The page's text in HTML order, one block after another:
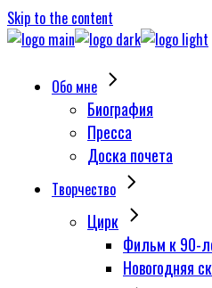
Skip to the content
Обо мне
Биография
Пресса
Доска почета
Творчество
Цирк
Фильм к 90-
Новогодняя